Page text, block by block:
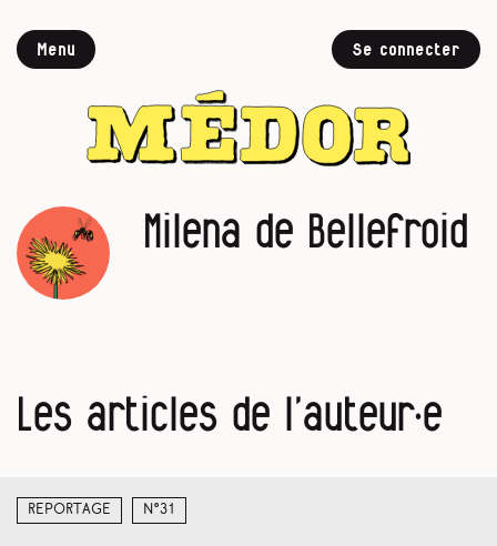
Menu Se connecter
Milena de Bellefroid
Les articles de l’auteur·e
Reportage N°31